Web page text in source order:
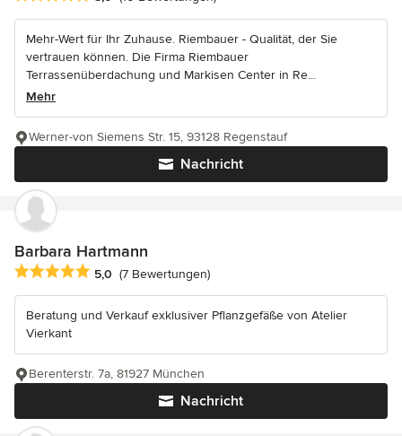
Mehr-Wert für Ihr Zuhause. Riembauer - Qualität, der Sie
vertrauen können. Die Firma Riembauer
Terrassenüberdachung und Markisen Center in Re...
Mehr
Nachricht
Werner-von Siemens Str. 15, 93128 Regenstauf
Barbara Hartmann
Durchschnittliche Bewertung: 5 von 5 Sternen
5,0 (7 Bewertungen)
Beratung und Verkauf exklusiver Pflanzgefäße von Atelier
Vierkant
Nachricht
Berenterstr. 7a, 81927 München